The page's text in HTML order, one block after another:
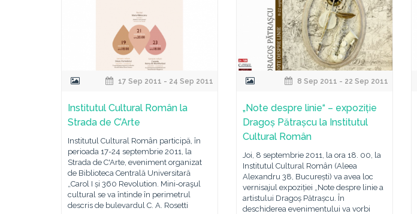
17 Sep 2011 - 24 Sep 2011
Institutul Cultural Român la
Strada de C’Arte
Institutul Cultural Român participă, în
perioada 17-24 septembrie 2011, la
Strada de C'Arte, eveniment organizat
de Biblioteca Centrală Universitară
„Carol I și 360 Revolution. Mini-oraşul
cultural se va întinde în perimetrul
descris de bulevardul C. A. Rosetti
8 Sep 2011 - 22 Sep 2011
„Note despre linie“ – expoziție
Dragoș Pătrașcu la Institutul
Cultural Român
Joi, 8 septembrie 2011, la ora 18. 00, la
Institutul Cultural Român (Aleea
Alexandru 38, București) va avea loc
vernisajul expoziției „Note despre linie a
artistului Dragoș Pătrașcu. În
deschiderea evenimentului va vorbi